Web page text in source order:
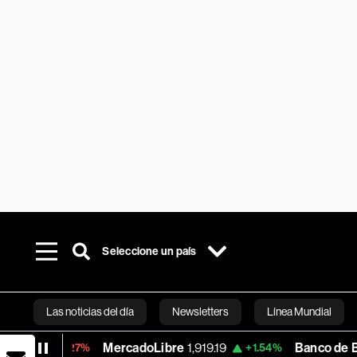
Seleccione un país
Las noticias del día Newsletters Línea Mundial
Bloomberg
MercadoLibre 1,919.19 +1.54% Banco de Bogota